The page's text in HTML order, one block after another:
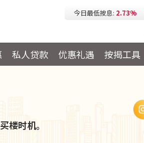
今日最低按息: 2.73%
私人贷款 优惠礼遇 按揭工具
楼时机。